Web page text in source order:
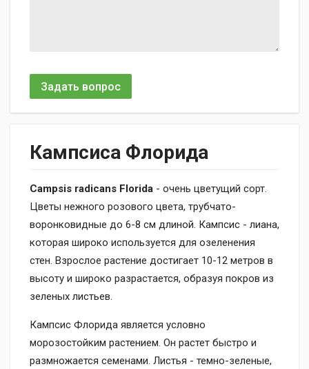
Задать вопрос
Кампсиса Флорида
Campsis radicans Florida - очень цветущий сорт.
Цветы нежного розового цвета, трубчато-
воронковидные до 6-8 см длиной. Кампсис - лиана,
которая широко используется для озеленения
стен. Взрослое растение достигает 10-12 метров в
высоту и широко разрастается, образуя покров из
зеленых листьев.
Кампсис Флорида является условно
морозостойким растением. Он растет быстро и
размножается семенами. Листья - темно-зеленые,